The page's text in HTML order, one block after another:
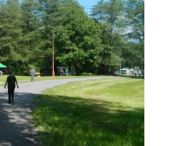
zmeny
sú
kľúčové